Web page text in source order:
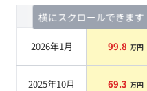
横にスクロールできます
査定時期 セルカ実績
2026年1月 99.8 万円
2025年10月 69.3 万円